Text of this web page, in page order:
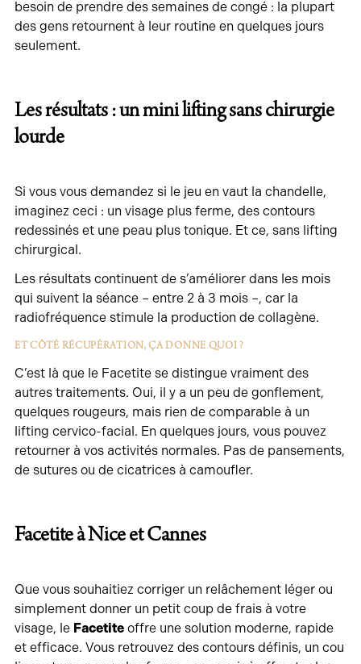
besoin de prendre des semaines de congé : la plupart
des gens retournent à leur routine en quelques jours
seulement.
Les résultats : un mini lifting sans chirurgie
lourde
Si vous vous demandez si le jeu en vaut la chandelle,
imaginez ceci : un visage plus ferme, des contours
redessinés et une peau plus tonique. Et ce, sans lifting
chirurgical.
Les résultats continuent de s’améliorer dans les mois
qui suivent la séance – entre 2 à 3 mois –, car la
radiofréquence stimule la production de collagène.
ET CÔTÉ RÉCUPÉRATION, ÇA DONNE QUOI ?
C’est là que le Facetite se distingue vraiment des
autres traitements. Oui, il y a un peu de gonflement,
quelques rougeurs, mais rien de comparable à un
lifting cervico-facial. En quelques jours, vous pouvez
retourner à vos activités normales. Pas de pansements,
de sutures ou de cicatrices à camoufler.
Facetite à Nice et Cannes
Que vous souhaitiez corriger un relâchement léger ou
simplement donner un petit coup de frais à votre
visage, le Facetiteoffre une solution moderne, rapide
et efficace. Vous retrouvez des contours définis, un cou